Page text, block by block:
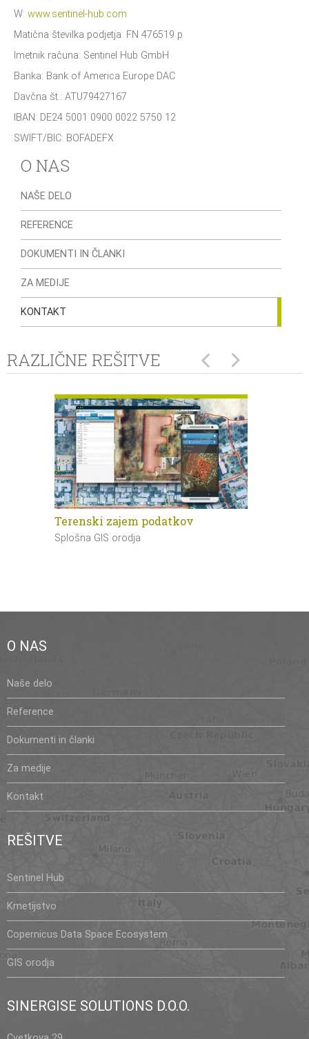
W: www.sentinel-hub.com
Matična številka podjetja: FN 476519 p
Imetnik računa: Sentinel Hub GmbH
Banka: Bank of America Europe DAC
Davčna št.: ATU79427167
IBAN: DE24 5001 0900 0022 5750 12
SWIFT/BIC: BOFADEFX
O NAS
NAŠE DELO
REFERENCE
DOKUMENTI IN ČLANKI
ZA MEDIJE
KONTAKT
RAZLIČNE REŠITVE
Terenski zajem podatkov
Splošna GIS orodja
O NAS
Naše delo
Reference
Dokumenti in članki
Za medije
Kontakt
REŠITVE
Sentinel Hub
Kmetijstvo
Copernicus Data Space Ecosystem
GIS orodja
SINERGISE SOLUTIONS D.O.O.